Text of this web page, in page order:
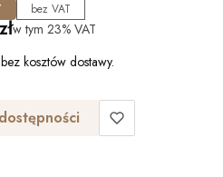
bez VAT
w tym 23% VAT
kosztów dostawy.